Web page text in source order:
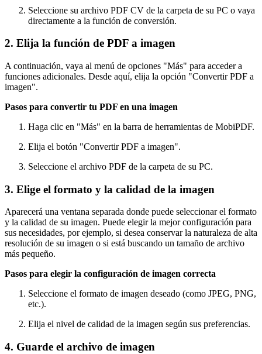
Seleccione su archivo PDF CV de la carpeta de su PC o vaya
directamente a la función de conversión.
2. Elija la función de PDF a imagen
A continuación, vaya al menú de opciones "Más" para acceder a
funciones adicionales. Desde aquí, elija la opción "Convertir PDF a
imagen".
Pasos para convertir tu PDF en una imagen
Haga clic en "Más" en la barra de herramientas de MobiPDF.
Elija el botón "Convertir PDF a imagen".
Seleccione el archivo PDF de la carpeta de su PC.
3. Elige el formato y la calidad de la imagen
Aparecerá una ventana separada donde puede seleccionar el formato
y la calidad de su imagen. Puede elegir la mejor configuración para
sus necesidades, por ejemplo, si desea conservar la naturaleza de alta
resolución de su imagen o si está buscando un tamaño de archivo
más pequeño.
Pasos para elegir la configuración de imagen correcta
Seleccione el formato de imagen deseado (como JPEG, PNG,
etc.).
Elija el nivel de calidad de la imagen según sus preferencias.
4. Guarde el archivo de imagen